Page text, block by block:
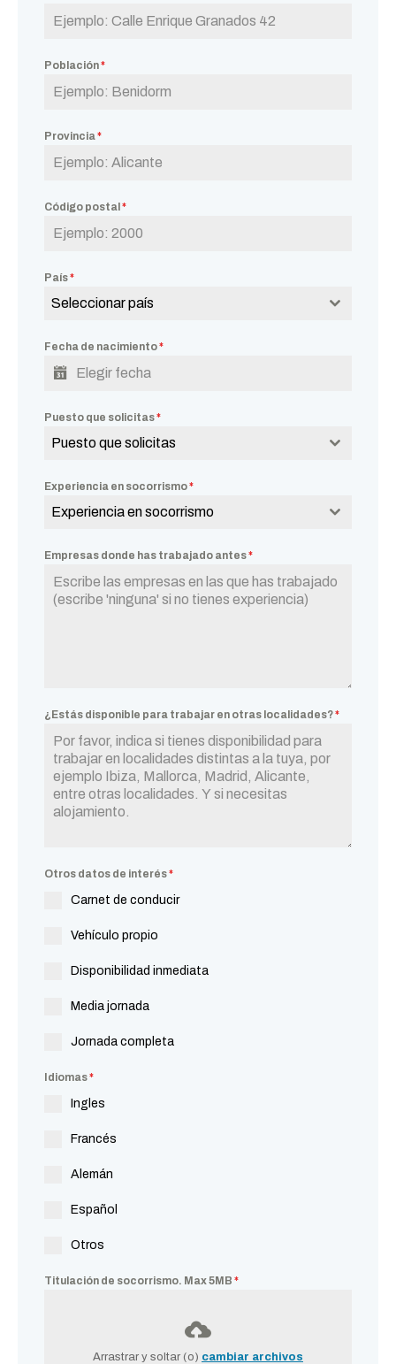
Población*
Provincia*
Código postal *
País*
Seleccionar país
Fecha de nacimiento*
Puesto que solicitas*
Puesto que solicitas
Experiencia en socorrismo*
Experiencia en socorrismo
Empresas donde has trabajado antes*
¿Estás disponible para trabajar en otras localidades?*
Otros datos de interés*
Carnet de conducir
Vehículo propio
Disponibilidad inmediata
Media jornada
Jornada completa
Idiomas*
Ingles
Francés
Alemán
Español
Otros
Titulación de socorrismo. Max 5MB *
Arrastrar y soltar (o) cambiar archivos